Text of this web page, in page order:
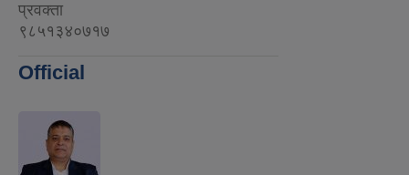
प्रवक्ता
९८५१३४०७१७
Official